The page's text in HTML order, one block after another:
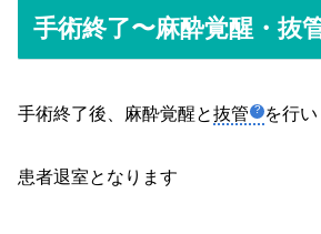
手術終了〜麻酔覚醒・抜
手術終了後、麻酔覚醒と抜管 を行い
患者退室となります